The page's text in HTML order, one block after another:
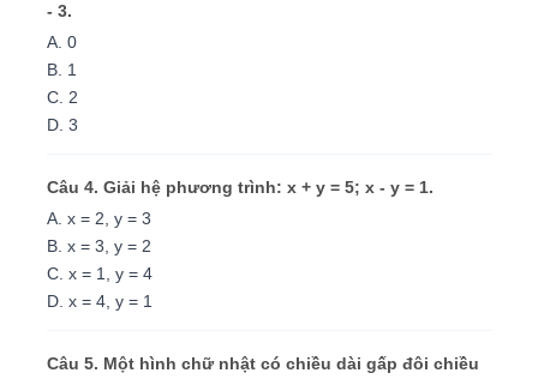
- 3.
A. 0
B. 1
C. 2
D. 3
Câu 4. Giải hệ phương trình: x + y = 5; x - y = 1.
A. x = 2, y = 3
B. x = 3, y = 2
C. x = 1, y = 4
D. x = 4, y = 1
Câu 5. Một hình chữ nhật có chiều dài gấp đôi chiều